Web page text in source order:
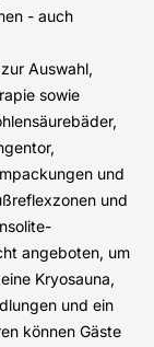
- auch
Auswahl,
sowie
und
und
angeboten, um
Kryosauna,
und ein
können Gäste